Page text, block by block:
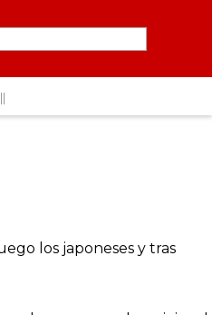
los japoneses y tras